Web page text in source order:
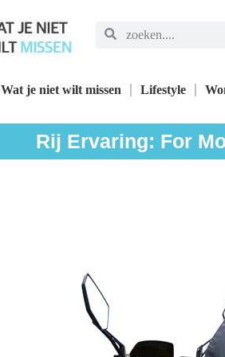
Wat je niet wilt missen Lifestyle
Rij Ervaring: For